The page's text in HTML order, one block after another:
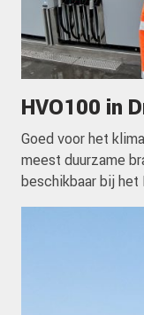
HVO100 in
Goed voor het
meest duurzame
beschikbaar bij
een CO2-reductie